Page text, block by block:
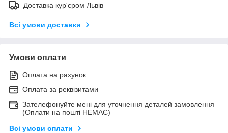
Доставка кур'єром Львів
Всі умови доставки
Умови оплати
Оплата на рахунок
Оплата за реквізитами
Зателефонуйте мені для уточнення деталей замовлення
(Оплати на пошті НЕМАЄ)
Всі умови оплати